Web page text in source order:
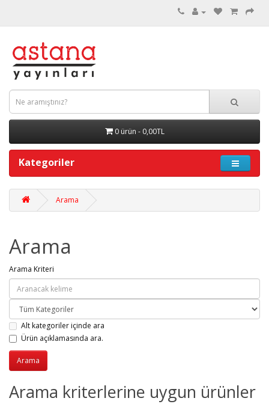
0 ürün - 0,00TL
Kategoriler
Arama
Arama
Arama Kriteri
Alt kategoriler içinde ara
Ürün açıklamasında ara.
Arama kriterlerine uygun ürünler